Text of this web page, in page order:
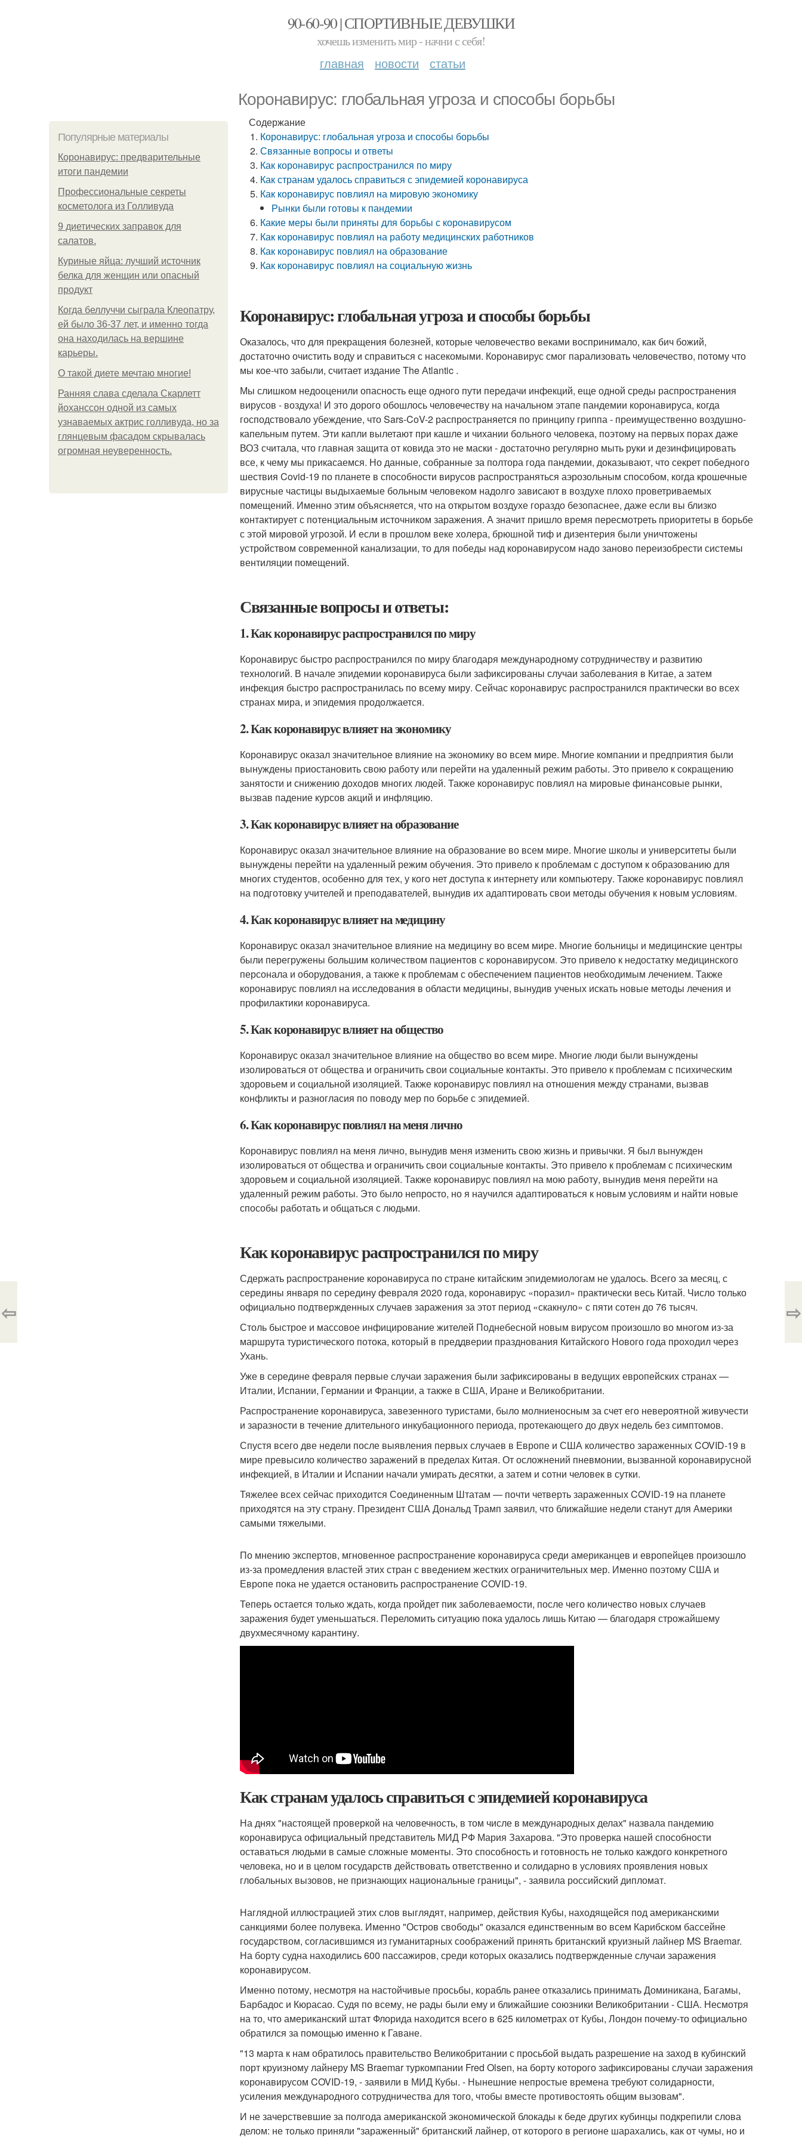
90-60-90 | СПОРТИВНЫЕ ДЕВУШКИ
хочешь изменить мир - начни с себя!
главная новости статьи
Коронавирус: глобальная угроза и способы борьбы
Популярные материалы
Коронавирус: предварительные
итоги пандемии
Профессиональные секреты
косметолога из Голливуда
9 диетических заправок для
салатов.
Куриные яйца: лучший источник
белка для женщин или опасный
продукт
Когда беллуччи сыграла Клеопатру,
ей было 36-37 лет, и именно тогда
она находилась на вершине
карьеры.
О такой диете мечтаю многие!
Ранняя слава сделала Скарлетт
йоханссон одной из самых
узнаваемых актрис голливуда, но за
глянцевым фасадом скрывалась
огромная неуверенность.
Содержание
Коронавирус: глобальная угроза и способы борьбы
Связанные вопросы и ответы
Как коронавирус распространился по миру
Как странам удалось справиться с эпидемией коронавируса
Как коронавирус повлиял на мировую экономику
Рынки были готовы к пандемии
Какие меры были приняты для борьбы с коронавирусом
Как коронавирус повлиял на работу медицинских работников
Как коронавирус повлиял на образование
Как коронавирус повлиял на социальную жизнь
Коронавирус: глобальная угроза и способы борьбы
Оказалось, что для прекращения болезней, которые человечество веками воспринимало, как бич божий,
достаточно очистить воду и справиться с насекомыми. Коронавирус смог парализовать человечество, потому что
мы кое-что забыли, считает издание The Аtlantic .
Мы слишком недооценили опасность еще одного пути передачи инфекций, еще одной среды распространения
вирусов - воздуха! И это дорого обошлось человечеству на начальном этапе пандемии коронавируса, когда
господствовало убеждение, что Sars-CoV-2 распространяется по принципу гриппа - преимущественно воздушно-
капельным путем. Эти капли вылетают при кашле и чихании больного человека, поэтому на первых порах даже
ВОЗ считала, что главная защита от ковида это не маски - достаточно регулярно мыть руки и дезинфицировать
все, к чему мы прикасаемся. Но данные, собранные за полтора года пандемии, доказывают, что секрет победного
шествия Covid-19 по планете в способности вирусов распространяться аэрозольным способом, когда крошечные
вирусные частицы выдыхаемые больным человеком надолго зависают в воздухе плохо проветриваемых
помещений. Именно этим объясняется, что на открытом воздухе гораздо безопаснее, даже если вы близко
контактирует с потенциальным источником заражения. А значит пришло время пересмотреть приоритеты в борьбе
с этой мировой угрозой. И если в прошлом веке холера, брюшной тиф и дизентерия были уничтожены
устройством современной канализации, то для победы над коронавирусом надо заново переизобрести системы
вентиляции помещений.
Связанные вопросы и ответы:
1. Как коронавирус распространился по миру
Коронавирус быстро распространился по миру благодаря международному сотрудничеству и развитию
технологий. В начале эпидемии коронавируса были зафиксированы случаи заболевания в Китае, а затем
инфекция быстро распространилась по всему миру. Сейчас коронавирус распространился практически во всех
странах мира, и эпидемия продолжается.
2. Как коронавирус влияет на экономику
Коронавирус оказал значительное влияние на экономику во всем мире. Многие компании и предприятия были
вынуждены приостановить свою работу или перейти на удаленный режим работы. Это привело к сокращению
занятости и снижению доходов многих людей. Также коронавирус повлиял на мировые финансовые рынки,
вызвав падение курсов акций и инфляцию.
3. Как коронавирус влияет на образование
Коронавирус оказал значительное влияние на образование во всем мире. Многие школы и университеты были
вынуждены перейти на удаленный режим обучения. Это привело к проблемам с доступом к образованию для
многих студентов, особенно для тех, у кого нет доступа к интернету или компьютеру. Также коронавирус повлиял
на подготовку учителей и преподавателей, вынудив их адаптировать свои методы обучения к новым условиям.
4. Как коронавирус влияет на медицину
Коронавирус оказал значительное влияние на медицину во всем мире. Многие больницы и медицинские центры
были перегружены большим количеством пациентов с коронавирусом. Это привело к недостатку медицинского
персонала и оборудования, а также к проблемам с обеспечением пациентов необходимым лечением. Также
коронавирус повлиял на исследования в области медицины, вынудив ученых искать новые методы лечения и
профилактики коронавируса.
5. Как коронавирус влияет на общество
Коронавирус оказал значительное влияние на общество во всем мире. Многие люди были вынуждены
изолироваться от общества и ограничить свои социальные контакты. Это привело к проблемам с психическим
здоровьем и социальной изоляцией. Также коронавирус повлиял на отношения между странами, вызвав
конфликты и разногласия по поводу мер по борьбе с эпидемией.
6. Как коронавирус повлиял на меня лично
Коронавирус повлиял на меня лично, вынудив меня изменить свою жизнь и привычки. Я был вынужден
изолироваться от общества и ограничить свои социальные контакты. Это привело к проблемам с психическим
здоровьем и социальной изоляцией. Также коронавирус повлиял на мою работу, вынудив меня перейти на
удаленный режим работы. Это было непросто, но я научился адаптироваться к новым условиям и найти новые
способы работать и общаться с людьми.
Как коронавирус распространился по миру
Сдержать распространение коронавируса по стране китайским эпидемиологам не удалось. Всего за месяц, с
середины января по середину февраля 2020 года, коронавирус «поразил» практически весь Китай. Число только
официально подтвержденных случаев заражения за этот период «скакнуло» с пяти сотен до 76 тысяч.
Столь быстрое и массовое инфицирование жителей Поднебесной новым вирусом произошло во многом из-за
маршрута туристического потока, который в преддверии празднования Китайского Нового года проходил через
Ухань.
Уже в середине февраля первые случаи заражения были зафиксированы в ведущих европейских странах —
Италии, Испании, Германии и Франции, а также в США, Иране и Великобритании.
Распространение коронавируса, завезенного туристами, было молниеносным за счет его невероятной живучести
и заразности в течение длительного инкубационного периода, протекающего до двух недель без симптомов.
Спустя всего две недели после выявления первых случаев в Европе и США количество зараженных COVID-19 в
мире превысило количество заражений в пределах Китая. От осложнений пневмонии, вызванной коронавирусной
инфекцией, в Италии и Испании начали умирать десятки, а затем и сотни человек в сутки.
Тяжелее всех сейчас приходится Соединенным Штатам — почти четверть зараженных COVID-19 на планете
приходятся на эту страну. Президент США Дональд Трамп заявил, что ближайшие недели станут для Америки
самыми тяжелыми.
По мнению экспертов, мгновенное распространение коронавируса среди американцев и европейцев произошло
из-за промедления властей этих стран с введением жестких ограничительных мер. Именно поэтому США и
Европе пока не удается остановить распространение COVID-19.
Теперь остается только ждать, когда пройдет пик заболеваемости, после чего количество новых случаев
заражения будет уменьшаться. Переломить ситуацию пока удалось лишь Китаю — благодаря строжайшему
двухмесячному карантину.
Как странам удалось справиться с эпидемией коронавируса
На днях "настоящей проверкой на человечность, в том числе в международных делах" назвала пандемию
коронавируса официальный представитель МИД РФ Мария Захарова. "Это проверка нашей способности
оставаться людьми в самые сложные моменты. Это способность и готовность не только каждого конкретного
человека, но и в целом государств действовать ответственно и солидарно в условиях проявления новых
глобальных вызовов, не признающих национальные границы", - заявила российский дипломат.
Наглядной иллюстрацией этих слов выглядят, например, действия Кубы, находящейся под американскими
санкциями более полувека. Именно "Остров свободы" оказался единственным во всем Карибском бассейне
государством, согласившимся из гуманитарных соображений принять британский круизный лайнер MS Braemar.
На борту судна находились 600 пассажиров, среди которых оказались подтвержденные случаи заражения
коронавирусом.
Именно потому, несмотря на настойчивые просьбы, корабль ранее отказались принимать Доминикана, Багамы,
Барбадос и Кюрасао. Судя по всему, не рады были ему и ближайшие союзники Великобритании - США. Несмотря
на то, что американский штат Флорида находится всего в 625 километрах от Кубы, Лондон почему-то официально
обратился за помощью именно к Гаване.
"13 марта к нам обратилось правительство Великобритании с просьбой выдать разрешение на заход в кубинский
порт круизному лайнеру MS Braemar туркомпании Fred Olsen, на борту которого зафиксированы случаи заражения
коронавирусом COVID-19, - заявили в МИД Кубы. - Нынешние непростые времена требуют солидарности,
усиления международного сотрудничества для того, чтобы вместе противостоять общим вызовам".
И не зачерствевшие за полгода американской экономической блокады к беде других кубинцы подкрепили слова
делом: не только приняли "зараженный" британский лайнер, от которого в регионе шарахались, как от чумы, но и
⇦ ⇨